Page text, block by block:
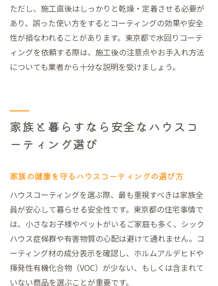
ただし、施工直後はしっかりと乾燥・定着させる必要が
あり、誤った使い方をするとコーティングの効果や安全
性が損なわれることがあります。東京都で水回りコーテ
ィングを依頼する際は、施工後の注意点やお手入れ方法
についても業者から十分な説明を受けましょう。
家族と暮らすなら安全なハウスコ
ーティング選び
家族の健康を守るハウスコーティングの選び方
ハウスコーティングを選ぶ際、最も重視すべきは家族全
員が安心して暮らせる安全性です。東京都の住宅事情で
は、小さなお子様やペットがいるご家庭も多く、シック
ハウス症候群や有害物質の心配は避けて通れません。コ
ーティング材の成分表示を確認し、ホルムアルデヒドや
揮発性有機化合物（VOC）が少ない、もしくは含まれて
いない商品を選ぶことが重要です。